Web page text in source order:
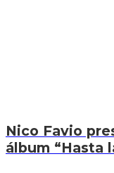
Nico Favio
álbum “Hasta